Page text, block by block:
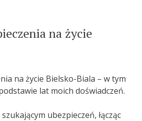
na życie
na życie Bielsko-Biala – w tym
lat moich doświadczeń.
ubezpieczeń, łącząc